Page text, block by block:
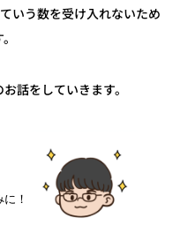
いう数を受け入れないため
話をしていきます。
！